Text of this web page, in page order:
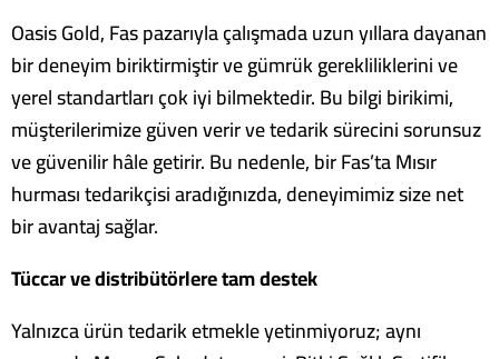
Oasis Gold, Fas pazarıyla çalışmada uzun yıllara dayanan
bir deneyim biriktirmiştir ve gümrük gerekliliklerinive
yerel standartları çok iyi bilmektedir. Bu bilgi birikimi,
müşterilerimize güven verir ve tedarik sürecini sorunsuz
ve güvenilir hâle getirir. Bu nedenle, birFas’ta Mısır
hurması tedarikçisiaradığınızda, deneyimimiz size net
bir avantaj sağlar.
Tüccar ve distribütörlere tam destek
Yalnızca ürün tedarik etmekle yetinmiyoruz; aynı